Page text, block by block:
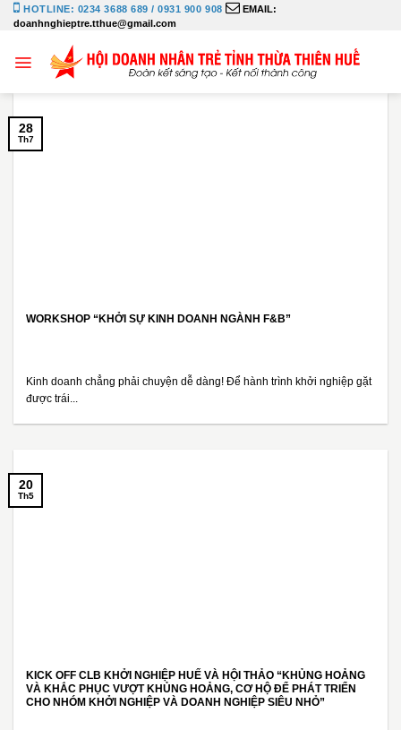
Bỏ
qua
dung
HOTLINE: 0234 3688 689 / 0931 900 908
EMAIL:
doanhnghieptre.tthue@gmail.com
WORKSHOP “KHỞI SỰ KINH DOANH NGÀNH F&B”
Kinh doanh chẳng phải chuyện dễ dàng! Để hành trình khởi nghiệp gặt
được trái...
28
Th7
KICK OFF CLB KHỞI NGHIỆP HUẾ VÀ HỘI THẢO “KHỦNG HOẢNG
VÀ KHẮC PHỤC VƯỢT KHỦNG HOẢNG, CƠ HỘ ĐỂ PHÁT TRIỂN
CHO NHÓM KHỞI NGHIỆP VÀ DOANH NGHIỆP SIÊU NHỎ”
20
Th5